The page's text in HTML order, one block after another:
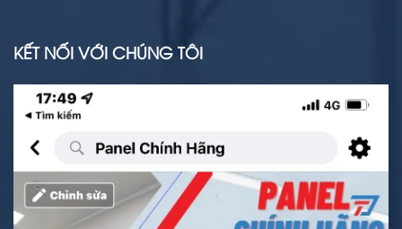
KẾT NỐI VỚI CHÚNG TÔI